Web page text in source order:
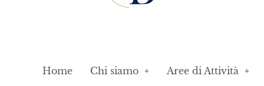
Home Chi siamo Aree di Attività